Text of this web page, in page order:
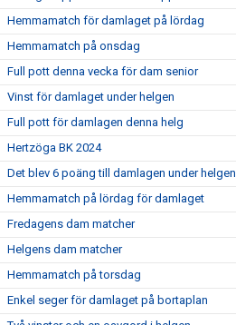
Hemmamatch för damlaget på lördag
Hemmamatch på onsdag
Full pott denna vecka för dam senior
Vinst för damlaget under helgen
Full pott för damlagen denna helg
Hertzöga BK 2024
Det blev 6 poäng till damlagen under helgen
Hemmamatch på lördag för damlaget
Fredagens dam matcher
Helgens dam matcher
Hemmamatch på torsdag
Enkel seger för damlaget på bortaplan